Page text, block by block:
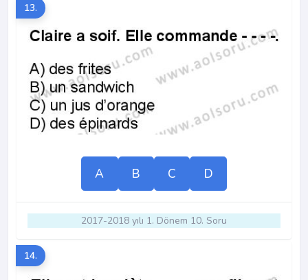
13.
A B C D
2017-2018 yılı 1. Dönem 10. Soru
14.